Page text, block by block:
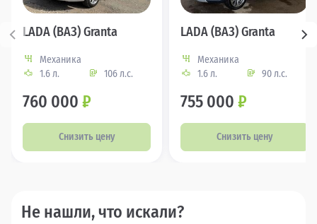
LADA (ВАЗ) Granta
Механика
1.6 л.
106 л.с.
760 000 ₽
Снизить цену
LADA (ВАЗ) Granta
Механика
1.6 л.
90 л.с.
755 000 ₽
Снизить цену
Не нашли, что искали?